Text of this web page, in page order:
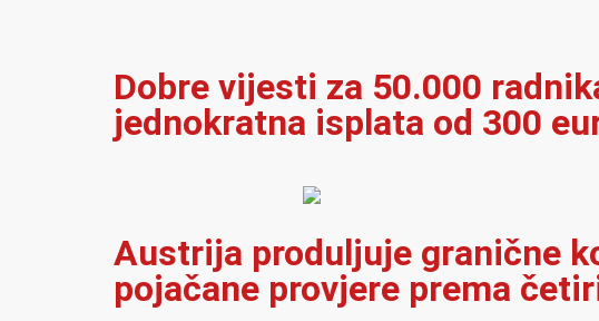
Dobre vijesti za 50.000
jednokratna isplata od 300
Austrija produljuje granične
pojačane provjere prema